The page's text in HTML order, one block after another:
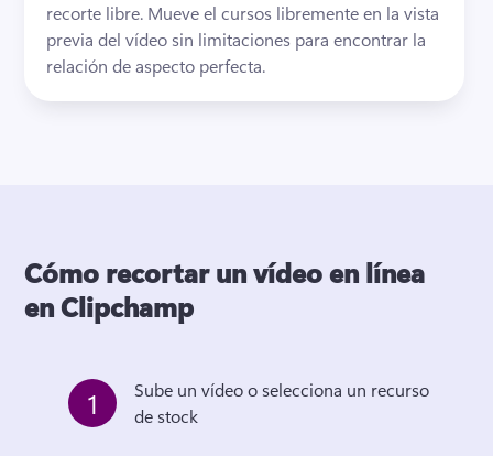
recorte libre. Mueve el cursos libremente en la vista
previa del vídeo sin limitaciones para encontrar la
relación de aspecto perfecta.
Cómo recortar un vídeo en línea
en Clipchamp
1
Sube un vídeo o selecciona un recurso
de stock